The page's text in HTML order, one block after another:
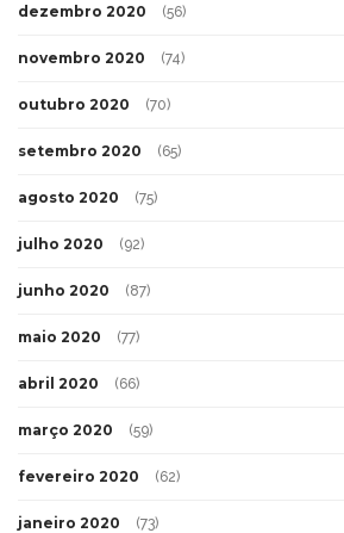
dezembro 2020 (56)
novembro 2020 (74)
outubro 2020 (70)
setembro 2020 (65)
agosto 2020 (75)
julho 2020 (92)
junho 2020 (87)
maio 2020 (77)
abril 2020 (66)
março 2020 (59)
fevereiro 2020 (62)
janeiro 2020 (73)